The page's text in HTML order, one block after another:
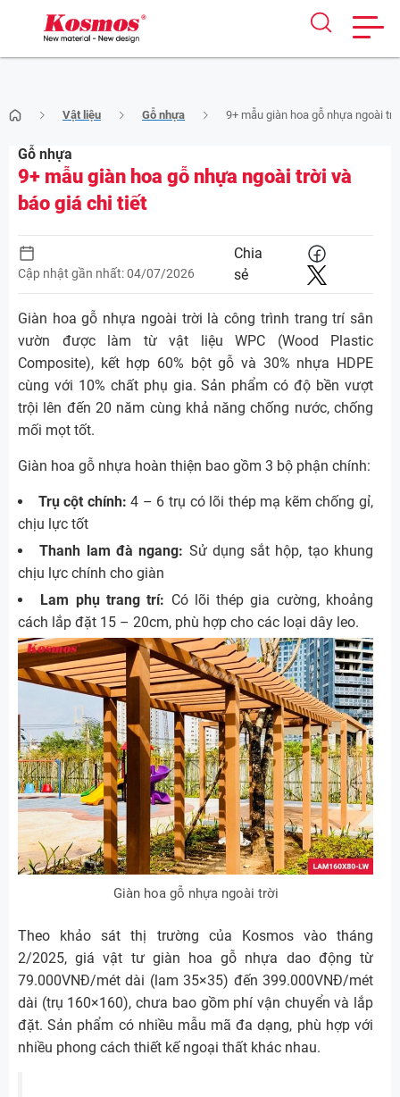
to
content
Vật liệu Gỗ nhựa 9+ mẫu giàn hoa gỗ nhựa ngoài
Gỗ nhựa
9+ mẫu giàn hoa gỗ nhựa ngoài trời và
báo giá chi tiết
Cập nhật gần nhất: 04/07/2026
Chia
sẻ
Giàn hoa gỗ nhựa ngoài trời là công trình trang trí sân
vườn được làm từ vật liệu WPC (Wood Plastic
Composite), kết hợp 60% bột gỗ và 30% nhựa HDPE
cùng với 10% chất phụ gia. Sản phẩm có độ bền vượt
trội lên đến 20 năm cùng khả năng chống nước, chống
mối mọt tốt.
Giàn hoa gỗ nhựa hoàn thiện bao gồm 3 bộ phận chính:
Trụ cột chính: 4 – 6 trụ có lõi thép mạ kẽm chống gỉ,
chịu lực tốt
Thanh lam đà ngang: Sử dụng sắt hộp, tạo khung
chịu lực chính cho giàn
Lam phụ trang trí: Có lõi thép gia cường, khoảng
cách lắp đặt 15 – 20cm, phù hợp cho các loại dây leo.
Giàn hoa gỗ nhựa ngoài trời
Theo khảo sát thị trường của Kosmos vào tháng
2/2025, giá vật tư giàn hoa gỗ nhựa dao động từ
79.000VNĐ/mét dài (lam 35×35) đến 399.000VNĐ/mét
dài (trụ 160×160), chưa bao gồm phí vận chuyển và lắp
đặt. Sản phẩm có nhiều mẫu mã đa dạng, phù hợp với
nhiều phong cách thiết kế ngoại thất khác nhau.